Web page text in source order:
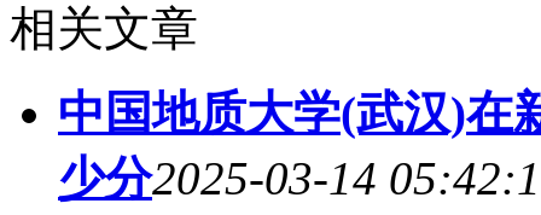
相关文章
中国地质大学(武汉)在
少分2025-03-14